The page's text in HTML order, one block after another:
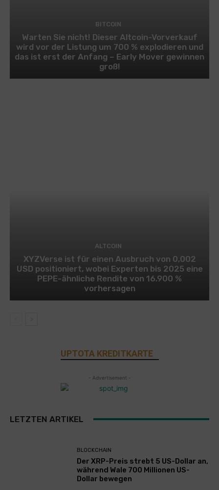
BITCOIN
Warten Sie nicht! Dieser Altcoin-Vorverkauf
wird vor der Listung um 700 % explodieren und
das ist erst der Anfang – Early Mover gewinnen
groß!
ALTCOIN
XYZVerse ist für einen Ausbruch von 0,002
USD positioniert, wobei Experten bis 2025 eine
PEPE-ähnliche Rendite von 16.900 %
vorhersagen
UPTOTA KREDITKARTE
- Advertisement -
LETZTEN ARTIKEL
BLOCKCHAIN
Der XRP-Preis strebt 5 US-Dollar an,
während Wale 700 Millionen US-
Dollar bewegen